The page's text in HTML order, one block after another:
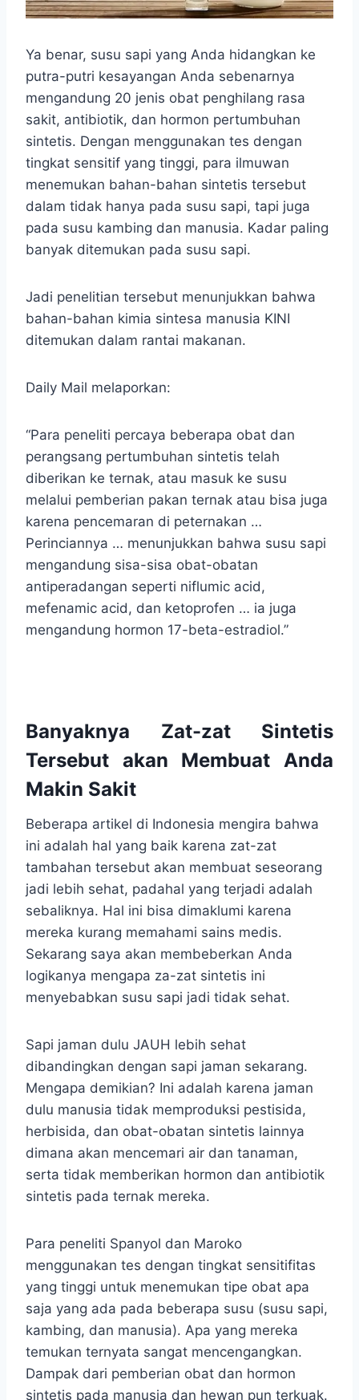
Ya benar, susu sapi yang Anda hidangkan ke
putra-putri kesayangan Anda sebenarnya
mengandung 20 jenis obat penghilang rasa
sakit, antibiotik, dan hormon pertumbuhan
sintetis. Dengan menggunakan tes dengan
tingkat sensitif yang tinggi, para ilmuwan
menemukan bahan-bahan sintetis tersebut
dalam tidak hanya pada susu sapi, tapi juga
pada susu kambing dan manusia. Kadar paling
banyak ditemukan pada susu sapi.
Jadi penelitian tersebut menunjukkan bahwa
bahan-bahan kimia sintesa manusia KINI
ditemukan dalam rantai makanan.
Daily Mail melaporkan:
“Para peneliti percaya beberapa obat dan
perangsang pertumbuhan sintetis telah
diberikan ke ternak, atau masuk ke susu
melalui pemberian pakan ternak atau bisa juga
karena pencemaran di peternakan …
Perinciannya … menunjukkan bahwa susu sapi
mengandung sisa-sisa obat-obatan
antiperadangan seperti niflumic acid,
mefenamic acid, dan ketoprofen … ia juga
mengandung hormon 17-beta-estradiol.”
Banyaknya Zat-zat Sintetis
Tersebut akan Membuat Anda
Makin Sakit
Beberapa artikel di Indonesia mengira bahwa
ini adalah hal yang baik karena zat-zat
tambahan tersebut akan membuat seseorang
jadi lebih sehat, padahal yang terjadi adalah
sebaliknya. Hal ini bisa dimaklumi karena
mereka kurang memahami sains medis.
Sekarang saya akan membeberkan Anda
logikanya mengapa za-zat sintetis ini
menyebabkan susu sapi jadi tidak sehat.
Sapi jaman dulu JAUH lebih sehat
dibandingkan dengan sapi jaman sekarang.
Mengapa demikian? Ini adalah karena jaman
dulu manusia tidak memproduksi pestisida,
herbisida, dan obat-obatan sintetis lainnya
dimana akan mencemari air dan tanaman,
serta tidak memberikan hormon dan antibiotik
sintetis pada ternak mereka.
Para peneliti Spanyol dan Maroko
menggunakan tes dengan tingkat sensitifitas
yang tinggi untuk menemukan tipe obat apa
saja yang ada pada beberapa susu (susu sapi,
kambing, dan manusia). Apa yang mereka
temukan ternyata sangat mencengangkan.
Dampak dari pemberian obat dan hormon
sintetis pada manusia dan hewan pun terkuak.